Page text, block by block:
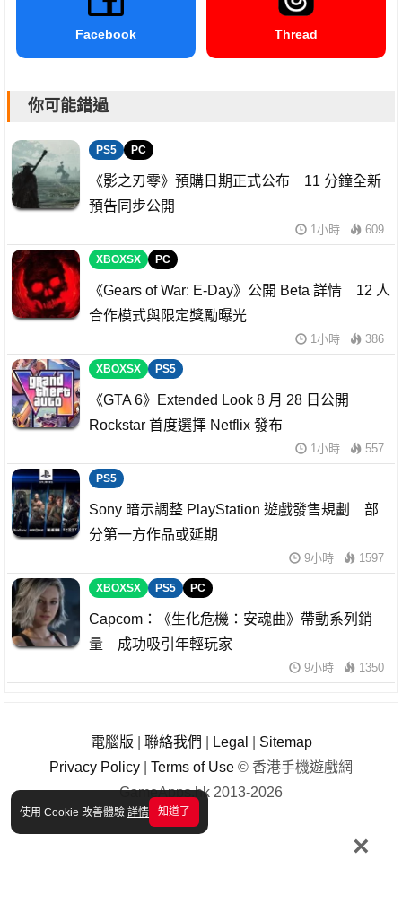
使用 Cookie 改善體驗 詳情 知道了
×
Facebook Thread
你可能錯過
PS5 PC
《影之刃零》預購日期正式公布 11 分鐘全新
預告同步公開
1小時 609
XBOXSX PC
《Gears of War: E-Day》公開 Beta 詳情 12 人
合作模式與限定獎勵曝光
1小時 386
XBOXSX PS5
《GTA 6》Extended Look 8 月 28 日公開
Rockstar 首度選擇 Netflix 發布
1小時 557
PS5
Sony 暗示調整 PlayStation 遊戲發售規劃 部
分第一方作品或延期
9小時 1597
XBOXSX PS5 PC
Capcom：《生化危機：安魂曲》帶動系列銷
量 成功吸引年輕玩家
9小時 1350
電腦版 聯絡我們 Legal
Sitemap
Privacy Policy
Terms of Use © 香港手機遊戲網
GameApps.hk 2013-2026